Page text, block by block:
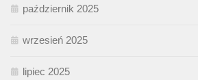
październik 2025
wrzesień 2025
lipiec 2025